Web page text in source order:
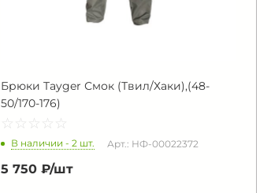
Брюки Tayger Смок (Твил/Хаки),(48-
50/170-176)
☆ ☆ ☆ ☆ ☆
★ ★ ★ ★ ★
В наличии - 2 шт. Арт.: НФ-00022372
5 750 ₽/шт